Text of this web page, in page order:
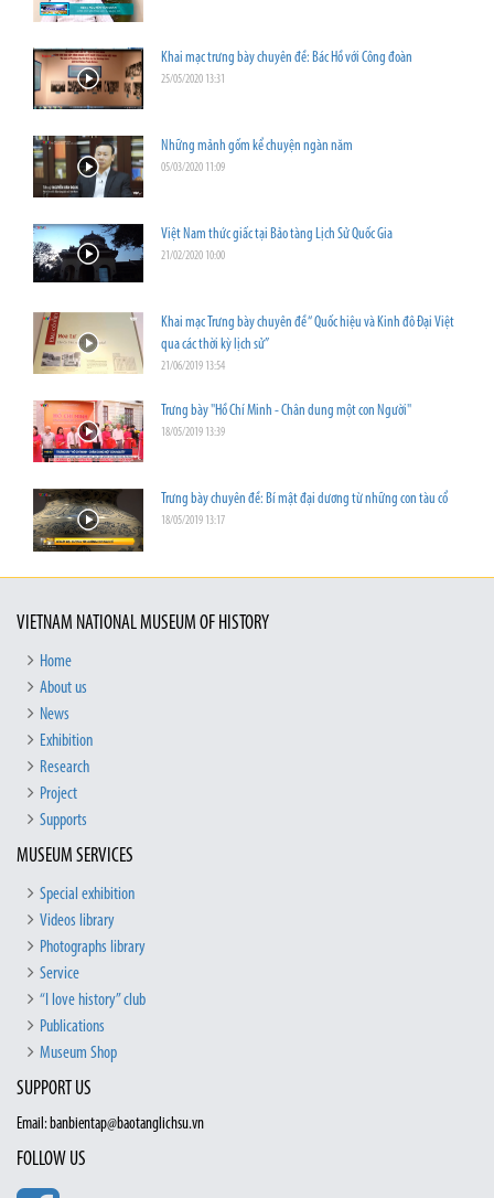
Khai mạc trưng bày chuyên đề: Bác Hồ với Công đoàn
25/05/2020 13:31
Những mảnh gốm kể chuyện ngàn năm
05/03/2020 11:09
Việt Nam thức giấc tại Bảo tàng Lịch Sử Quốc Gia
21/02/2020 10:00
Khai mạc Trưng bày chuyên đề “ Quốc hiệu và Kinh đô Đại Việt
qua các thời kỳ lịch sử”
21/06/2019 13:54
Trưng bày "Hồ Chí Minh - Chân dung một con Người"
18/05/2019 13:39
Trưng bày chuyên đề: Bí mật đại dương từ những con tàu cổ
18/05/2019 13:17
VIETNAM NATIONAL MUSEUM OF HISTORY
Home
About us
News
Exhibition
Research
Project
Supports
MUSEUM SERVICES
Special exhibition
Videos library
Photographs library
Service
“I love history” club
Publications
Museum Shop
SUPPORT US
Email: banbientap@baotanglichsu.vn
FOLLOW US